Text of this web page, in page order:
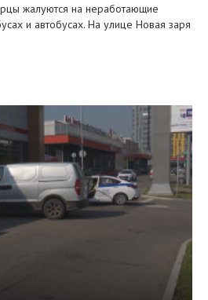
жалуются на неработающие
и автобусах. На улице Новая заря